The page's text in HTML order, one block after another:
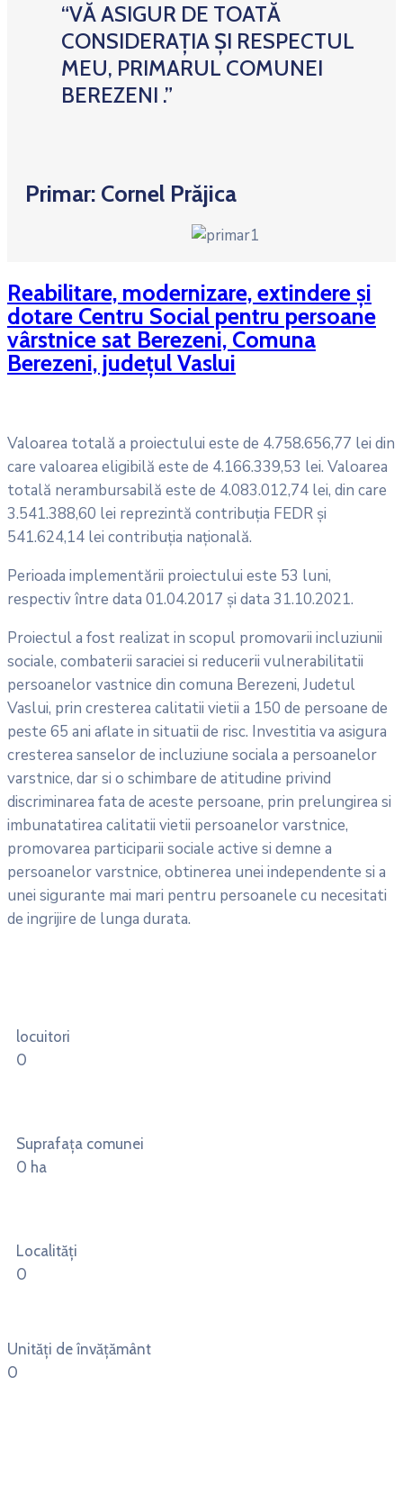
“VĂ ASIGUR DE TOATĂ
CONSIDERAȚIA ȘI RESPECTUL
MEU, PRIMARUL COMUNEI
BEREZENI .”
Primar: Cornel Prăjica
Reabilitare, modernizare, extindere și
dotare Centru Social pentru persoane
vârstnice sat Berezeni, Comuna
Berezeni, județul Vaslui
Valoarea totală a proiectului este de 4.758.656,77 lei din
care valoarea eligibilă este de 4.166.339,53 lei. Valoarea
totală nerambursabilă este de 4.083.012,74 lei, din care
3.541.388,60 lei reprezintă contribuţia FEDR și
541.624,14 lei contribuția națională.
Perioada implementării proiectului este 53 luni,
respectiv între data 01.04.2017 şi data 31.10.2021.
Proiectul a fost realizat in scopul promovarii incluziunii
sociale, combaterii saraciei si reducerii vulnerabilitatii
persoanelor vastnice din comuna Berezeni, Judetul
Vaslui, prin cresterea calitatii vietii a 150 de persoane de
peste 65 ani aflate in situatii de risc. Investitia va asigura
cresterea sanselor de incluziune sociala a persoanelor
varstnice, dar si o schimbare de atitudine privind
discriminarea fata de aceste persoane, prin prelungirea si
imbunatatirea calitatii vietii persoanelor varstnice,
promovarea participarii sociale active si demne a
persoanelor varstnice, obtinerea unei independente si a
unei sigurante mai mari pentru persoanele cu necesitati
de ingrijire de lunga durata.
locuitori
0
Suprafața comunei
0 ha
Localități
0
Unități de învățământ
0